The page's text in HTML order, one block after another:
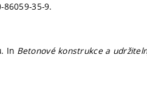
86059-35-9.
In Betonové konstrukce a